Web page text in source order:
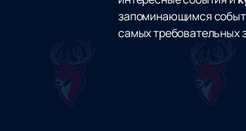
запоминающимся
самых требовательных